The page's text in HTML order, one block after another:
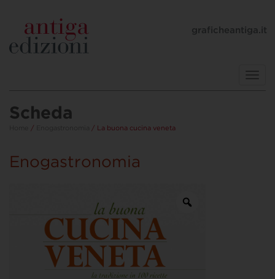
graficheantiga.it
Scheda
/ / La buona cucina veneta
Enogastronomia